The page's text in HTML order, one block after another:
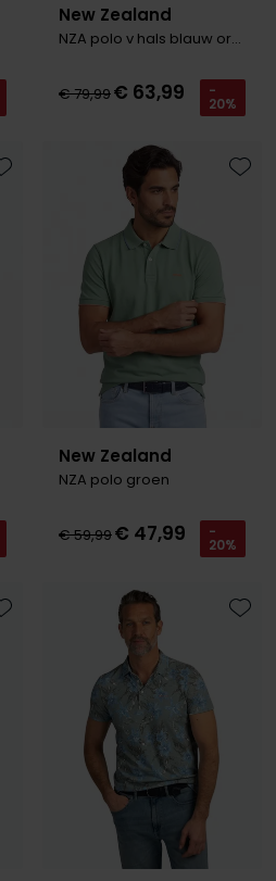
New Zealand
NZA polo v hals blauw oranje rand
€ 79,99€ 63,99 -
20%
Toevoegen aan favorieten
New Zealand
NZA polo groen
€ 59,99€ 47,99 -
20%
Toevoegen aan favorieten